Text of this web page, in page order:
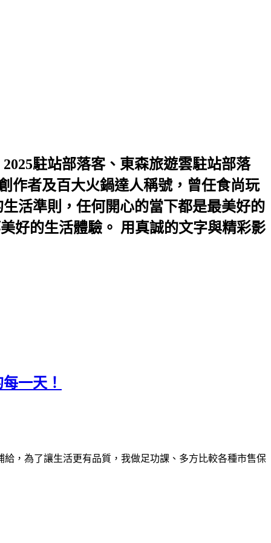
駐站部落客、東森旅遊雲駐站部落
作者及百大火鍋達人稱號，曾任食尚玩
活準則，任何開心的當下都是最美好的
好的生活體驗。 用真誠的文字與精彩影
一天！
，為了讓生活更有品質，我做足功課、多方比較各種市售保